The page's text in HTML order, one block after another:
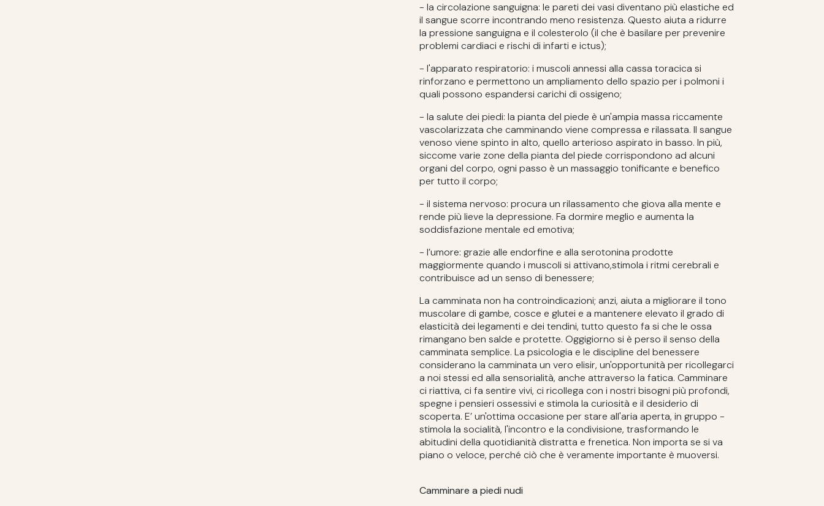
- la circolazione sanguigna: le pareti dei vasi diventano più elastiche ed
il sangue scorre incontrando meno resistenza. Questo aiuta a ridurre
la pressione sanguigna e il colesterolo (il che è basilare per prevenire
problemi cardiaci e rischi di infarti e ictus);
- l'apparato respiratorio: i muscoli annessi alla cassa toracica si
rinforzano e permettono un ampliamento dello spazio per i polmoni i
quali possono espandersi carichi di ossigeno;
- la salute dei piedi: la pianta del piede è un'ampia massa riccamente
vascolarizzata che camminando viene compressa e rilassata. Il sangue
venoso viene spinto in alto, quello arterioso aspirato in basso. In più,
siccome varie zone della pianta del piede corrispondono ad alcuni
organi del corpo, ogni passo è un massaggio tonificante e benefico
per tutto il corpo;
- il sistema nervoso: procura un rilassamento che giova alla mente e
rende più lieve la depressione. Fa dormire meglio e aumenta la
soddisfazione mentale ed emotiva;
- l’umore: grazie alle endorfine e alla serotonina prodotte
maggiormente quando i muscoli si attivano,stimola i ritmi cerebrali e
contribuisce ad un senso di benessere;
La camminata non ha controindicazioni; anzi, aiuta a migliorare il tono
muscolare di gambe, cosce e glutei e a mantenere elevato il grado di
elasticità dei legamenti e dei tendini, tutto questo fa si che le ossa
rimangano ben salde e protette. Oggigiorno si è perso il senso della
camminata semplice. La psicologia e le discipline del benessere
considerano la camminata un vero elisir, un'opportunità per ricollegarci
a noi stessi ed alla sensorialità, anche attraverso la fatica. Camminare
ci riattiva, ci fa sentire vivi, ci ricollega con i nostri bisogni più profondi,
spegne i pensieri ossessivi e stimola la curiosità e il desiderio di
scoperta. E’ un'ottima occasione per stare all'aria aperta, in gruppo -
stimola la socialità, l'incontro e la condivisione, trasformando le
abitudini della quotidianità distratta e frenetica. Non importa se si va
piano o veloce, perché ciò che è veramente importante è muoversi.
Camminare a piedi nudi